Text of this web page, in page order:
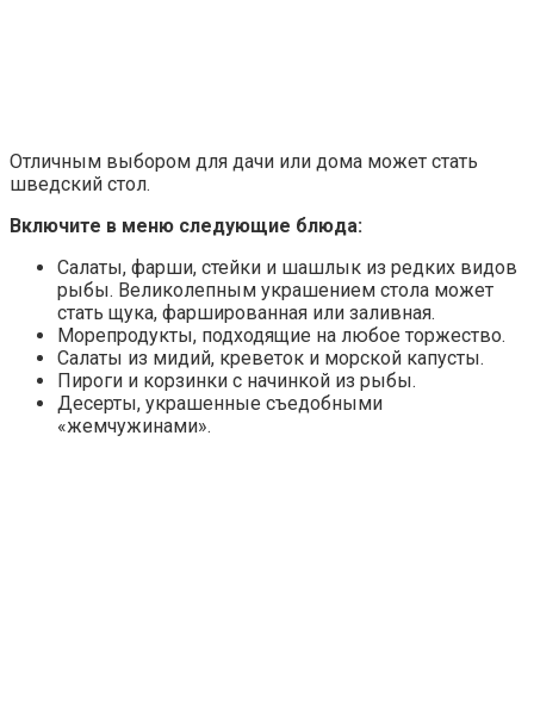
Отличным выбором для дачи или дома может стать
шведский стол.
Включите в меню следующие блюда:
Салаты, фарши, стейки и шашлык из редких видов
рыбы. Великолепным украшением стола может
стать щука, фаршированная или заливная.
Морепродукты, подходящие на любое торжество.
Салаты из мидий, креветок и морской капусты.
Пироги и корзинки с начинкой из рыбы.
Десерты, украшенные съедобными
«жемчужинами».